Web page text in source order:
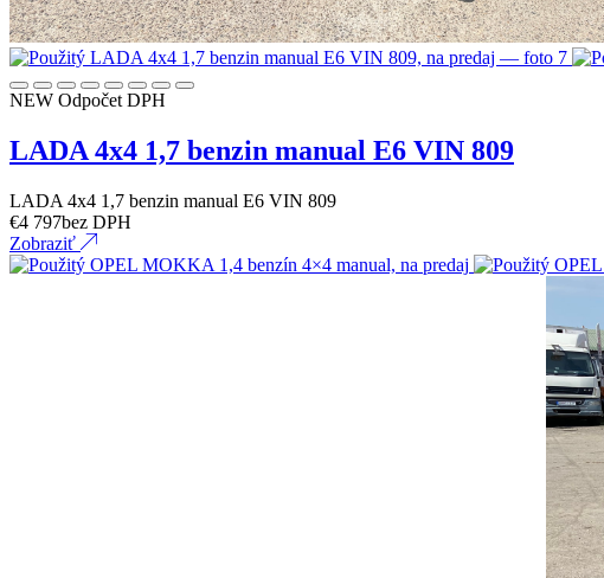
NEW Odpočet DPH
LADA 4x4 1,7 benzin manual E6 VIN 809
LADA 4x4 1,7 benzin manual E6 VIN 809
€4 797bez DPH
Zobraziť